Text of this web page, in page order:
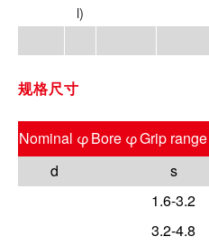
l)
规格尺寸
Nominal φBore φGrip range
d
s
1.6-3.2
3.2-4.8